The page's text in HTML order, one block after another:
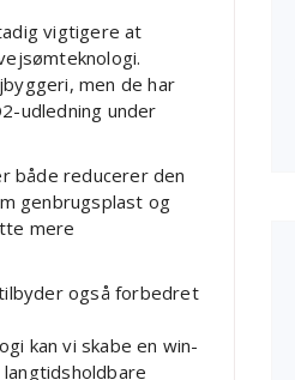
vigtigere at
men de har
udledning under
både reducerer den
genbrugsplast og
mere
også forbedret
kan vi skabe en win-